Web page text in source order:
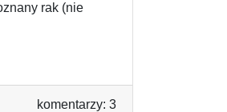
rak (nie
komentarzy: 3